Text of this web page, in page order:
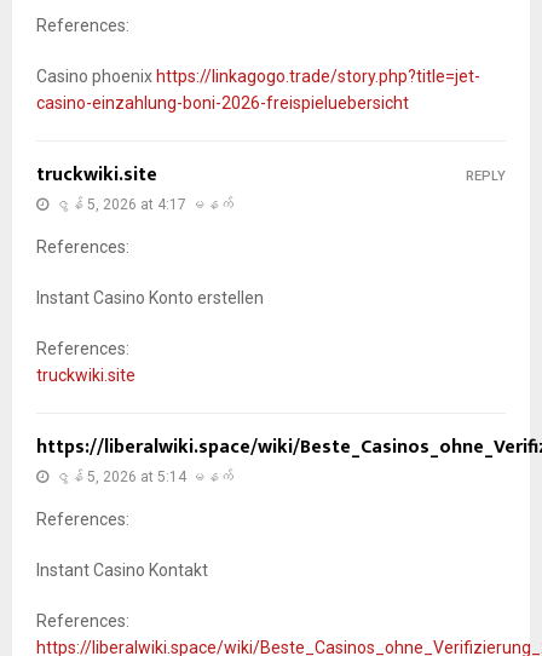
References:
Casino phoenix https://linkagogo.trade/story.php?title=jet-
casino-einzahlung-boni-2026-freispieluebersicht
truckwiki.site
ဇွန် 5, 2026 at 4:17 မနက်
References:
Instant Casino Konto erstellen
References:
truckwiki.site
REPLY
https://liberalwiki.space/wiki/
ဇွန် 5, 2026 at 5:14 မနက်
References:
Instant Casino Kontakt
References:
https://liberalwiki.space/wiki/